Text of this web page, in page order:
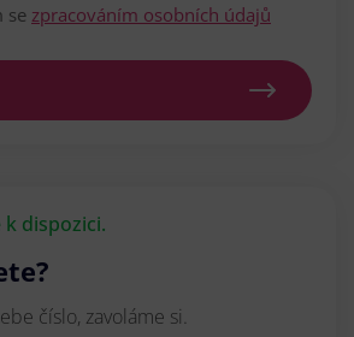
se zpracováním osobních údajů
k dispozici.
číslo, zavoláme si.